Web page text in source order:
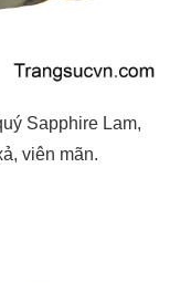
Sapphire Lam,
viên mãn.